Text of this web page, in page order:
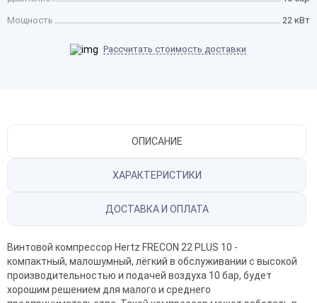
Мощность 22 кВт
Рассчитать стоимость доставки
ОПИСАНИЕ
ХАРАКТЕРИСТИКИ
ДОСТАВКА И ОПЛАТА
Винтовой компрессор Hertz FRECON 22 PLUS 10 -
компактный, малошумный, лёгкий в обслуживании с высокой
производительностью и подачей воздуха 10 бар, будет
хорошим решением для малого и среднего